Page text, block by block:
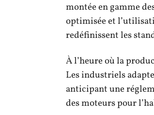
montée en gamme
optimisée et
redéfinissent les
À l’heure où la
Les industriels
anticipant une
des moteurs pour